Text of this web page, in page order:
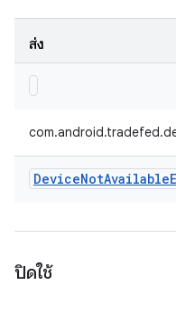
ส่ง
DeviceNotAvailable
ปิดใช้